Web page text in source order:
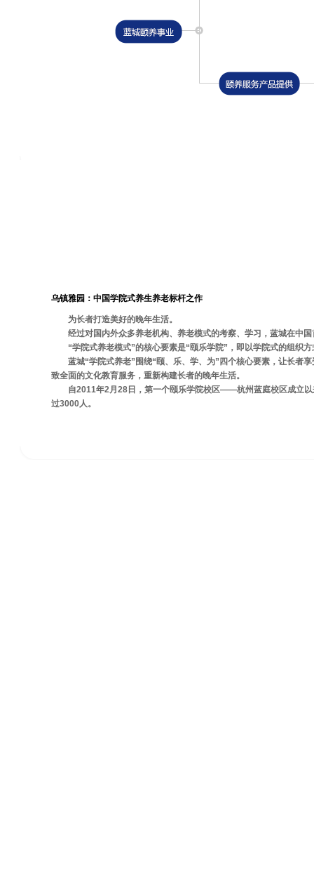
乌镇雅园：中国学院式养生养老标杆之作
为长者打造美好的晚年生活。
经过对国内外众多养老机构、养老模式的考察、学习，蓝城在中
“学院式养老模式”的核心要素是“颐乐学院”，即以学院式的组织
蓝城“学院式养老”围绕“颐、乐、学、为”四个核心要素，让长者
致全面的文化教育服务，重新构建长者的晚年生活。
自2011年2月28日，第一个颐乐学院校区——杭州蓝庭校区成立
过3000人。